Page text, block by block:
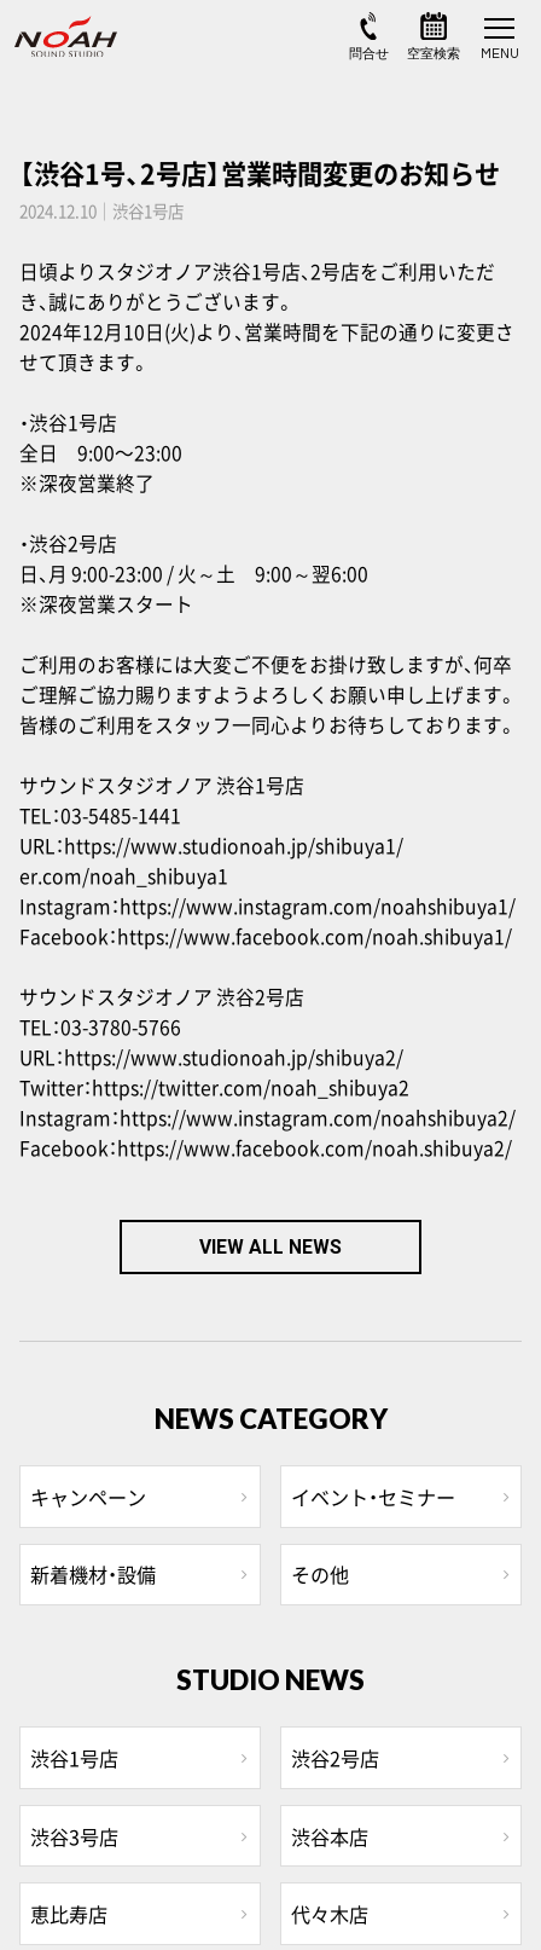
【渋谷1号、2号店】営業時間変更のお知らせ
2024.12.10｜渋谷1号店
日頃よりスタジオノア渋谷1号店、2号店をご利用いただ
き、誠にありがとうございます。
2024年12月10日(火)より、営業時間を下記の通りに変更さ
せて頂きます。
・渋谷1号店
全日 9:00〜23:00
※深夜営業終了
・渋谷2号店
日、月 9:00-23:00 / 火～土 9:00～翌6:00
※深夜営業スタート
ご利用のお客様には大変ご不便をお掛け致しますが、何卒
ご理解ご協力賜りますようよろしくお願い申し上げます。
皆様のご利用をスタッフ一同心よりお待ちしております。
サウンドスタジオノア 渋谷1号店
TEL：03-5485-1441
URL：https://www.studionoah.jp/shibuya1/
er.com/noah_shibuya1
Instagram：https://www.instagram.com/noahshibuya1/
Facebook：https://www.facebook.com/noah.shibuya1/
サウンドスタジオノア 渋谷2号店
TEL：03-3780-5766
URL：https://www.studionoah.jp/shibuya2/
Twitter：https://twitter.com/noah_shibuya2
Instagram：https://www.instagram.com/noahshibuya2/
Facebook：https://www.facebook.com/noah.shibuya2/
VIEW ALL NEWS
NEWS CATEGORY
キャンペーン イベント・セミナー
新着機材・設備 その他
STUDIO NEWS
渋谷1号店 渋谷2号店
渋谷3号店 渋谷本店
恵比寿店 代々木店